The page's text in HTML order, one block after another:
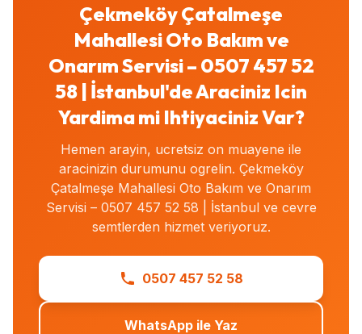
Çekmeköy Çatalmeşe
Mahallesi Oto Bakım ve
Onarım Servisi – 0507 457 52
58 | İstanbul'de Araciniz Icin
Yardima mi Ihtiyaciniz Var?
Hemen arayin, ucretsiz on muayene ile
aracinizin durumunu ogrelin. Çekmeköy
Çatalmeşe Mahallesi Oto Bakım ve Onarım
Servisi – 0507 457 52 58 | İstanbul ve cevre
semtlerden hizmet veriyoruz.
0507 457 52 58
WhatsApp ile Yaz